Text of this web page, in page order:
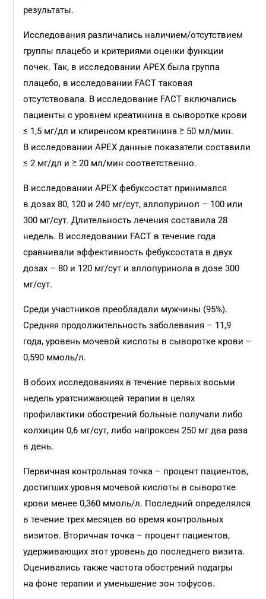
результаты.
Исследования различались наличием/отсутствием
группы плацебо и критериями оценки функции
почек. Так, в исследовании APEX была группа
плацебо, в исследовании FACT таковая
отсутствовала. В исследование FACT включались
пациенты с уровнем креатинина в сыворотке крови
≤ 1,5 мг/дл и клиренсом креатинина ≥ 50 мл/мин.
В исследовании APEX данные показатели составили
≤ 2 мг/дл и ≥ 20 мл/мин соответственно.
В исследовании APEX фебуксостат принимался
в дозах 80, 120 и 240 мг/сут, аллопуринол – 100 или
300 мг/сут. Длительность лечения составила 28
недель. В исследовании FACT в течение года
сравнивали эффективность фебуксостата в двух
дозах – 80 и 120 мг/сут и аллопуринола в дозе 300
мг/сут.
Среди участников преобладали мужчины (95%).
Средняя продолжительность заболевания – 11,9
года, уровень мочевой кислоты в сыворотке крови –
0,590 ммоль/л.
В обоих исследованиях в течение первых восьми
недель урат­снижающей терапии в целях
профилактики обострений больные получали либо
колхицин 0,6 мг/сут, либо напроксен 250 мг два раза
в день.
Первичная контрольная точка – процент пациентов,
достигших уровня мочевой кислоты в сыворотке
крови менее 0,360 ммоль/л. Последний определялся
в течение трех месяцев во время контрольных
визитов. Вторичная точка – процент пациентов,
удерживающих этот уровень до последнего визита.
Оценивались также частота обострений подагры
на фоне терапии и уменьшение зон тофусов.